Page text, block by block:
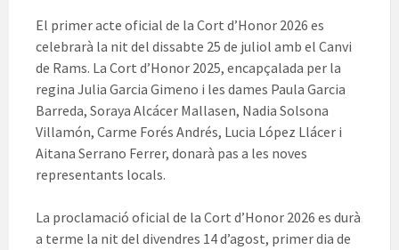
El primer acte oficial de la Cort d’Honor 2026 es
celebrarà la nit del dissabte 25 de juliol amb el Canvi
de Rams. La Cort d’Honor 2025, encapçalada per la
regina Julia Garcia Gimeno i les dames Paula Garcia
Barreda, Soraya Alcácer Mallasen, Nadia Solsona
Villamón, Carme Forés Andrés, Lucia López Llácer i
Aitana Serrano Ferrer, donarà pas a les noves
representants locals.
La proclamació oficial de la Cort d’Honor 2026 es durà
a terme la nit del divendres 14 d’agost, primer dia de